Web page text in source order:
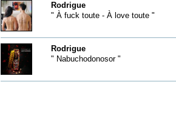
Rodrigue
" À fuck toute - À love toute "
Rodrigue
" Nabuchodonosor "